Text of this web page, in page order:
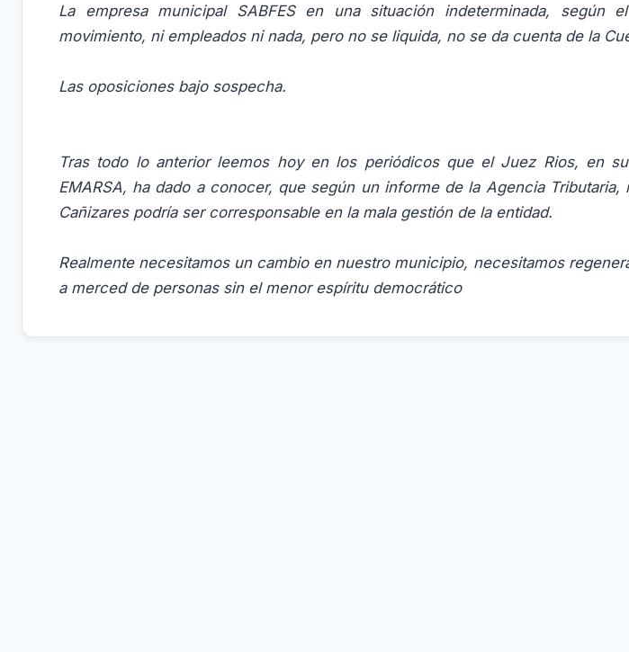
La empresa municipal SABFES en una situación indeterminada, según
movimiento, ni empleados ni nada, pero no se liquida, no se da cuenta de la
Las oposiciones bajo sospecha.
Tras todo lo anterior leemos hoy en los periódicos que el Juez Rios, en
EMARSA, ha dado a conocer, que según un informe de la Agencia
Cañizares podría ser corresponsable en la mala gestión de la entidad.
Realmente necesitamos un cambio en nuestro municipio, necesitamos
a merced de personas sin el menor espíritu democrático